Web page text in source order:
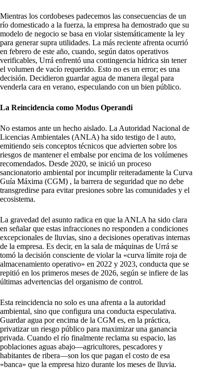
Mientras los cordobeses padecemos las consecuencias de un
río domesticado a la fuerza, la empresa ha demostrado que su
modelo de negocio se basa en violar sistemáticamente la ley
para generar supra utilidades. La más reciente afrenta ocurrió
en febrero de este año, cuando, según datos operativos
verificables, Urrá enfrentó una contingencia hídrica sin tener
el volumen de vacío requerido. Esto no es un error; es una
decisión. Decidieron guardar agua de manera ilegal para
venderla cara en verano, especulando con un bien público.
La Reincidencia como Modus Operandi
No estamos ante un hecho aislado. La Autoridad Nacional de
Licencias Ambientales (ANLA) ha sido testigo de l auto,
emitiendo seis conceptos técnicos que advierten sobre los
riesgos de mantener el embalse por encima de los volúmenes
recomendados. Desde 2020, se inició un proceso
sancionatorio ambiental por incumplir reiteradamente la Curva
Guía Máxima (CGM) , la barrera de seguridad que no debe
transgredirse para evitar presiones sobre las comunidades y el
ecosistema.
La gravedad del asunto radica en que la ANLA ha sido clara
en señalar que estas infracciones no responden a condiciones
excepcionales de lluvias, sino a decisiones operativas internas
de la empresa. Es decir, en la sala de máquinas de Urrá se
tomó la decisión consciente de violar la «curva límite roja de
almacenamiento operativo» en 2022 y 2023, conducta que se
repitió en los primeros meses de 2026, según se infiere de las
últimas advertencias del organismo de control.
Esta reincidencia no solo es una afrenta a la autoridad
ambiental, sino que configura una conducta especulativa.
Guardar agua por encima de la CGM es, en la práctica,
privatizar un riesgo público para maximizar una ganancia
privada. Cuando el río finalmente reclama su espacio, las
poblaciones aguas abajo—agricultores, pescadores y
habitantes de ribera—son los que pagan el costo de esa
«banca» que la empresa hizo durante los meses de lluvia.